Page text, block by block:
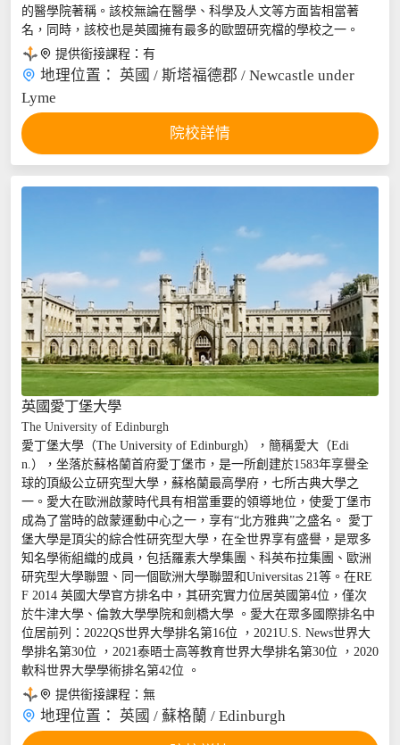
的醫學院著稱。該校無論在醫學、科學及人文等方面皆相當著
名，同時，該校也是英國擁有最多的歐盟研究檔的學校之一。
 提供銜接課程： 有
 地理位置： 英國 / 斯塔福德郡 / Newcastle under
Lyme
院校詳情
英國愛丁堡大學
The University of Edinburgh
愛丁堡大學（The University of Edinburgh），簡稱愛大（Edi
n.），坐落於蘇格蘭首府愛丁堡市，是一所創建於1583年享譽全
球的頂級公立研究型大學，蘇格蘭最高學府，七所古典大學之
一。愛大在歐洲啟蒙時代具有相當重要的領導地位，使愛丁堡市
成為了當時的啟蒙運動中心之一，享有“北方雅典”之盛名。 愛丁
堡大學是頂尖的綜合性研究型大學，在全世界享有盛譽，是眾多
知名學術組織的成員，包括羅素大學集團、科英布拉集團、歐洲
研究型大學聯盟、同一個歐洲大學聯盟和Universitas 21等。在RE
F 2014 英國大學官方排名中，其研究實力位居英國第4位，僅次
於牛津大學、倫敦大學學院和劍橋大學 。愛大在眾多國際排名中
位居前列：2022QS世界大學排名第16位 ，2021U.S. News世界大
學排名第30位 ，2021泰晤士高等教育世界大學排名第30位 ，2020
軟科世界大學學術排名第42位 。
 提供銜接課程： 無
 地理位置： 英國 / 蘇格蘭 / Edinburgh